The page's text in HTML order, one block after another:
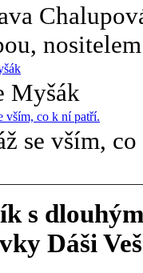
Myšák
se vším,
s
Dáši